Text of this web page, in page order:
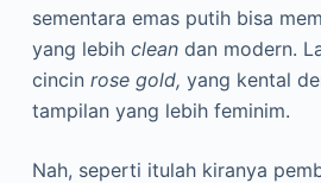
sementara emas putih bisa
yang lebih clean dan modern.
cincin rose gold, yang kental
tampilan yang lebih feminim.
Nah, seperti itulah kiranya